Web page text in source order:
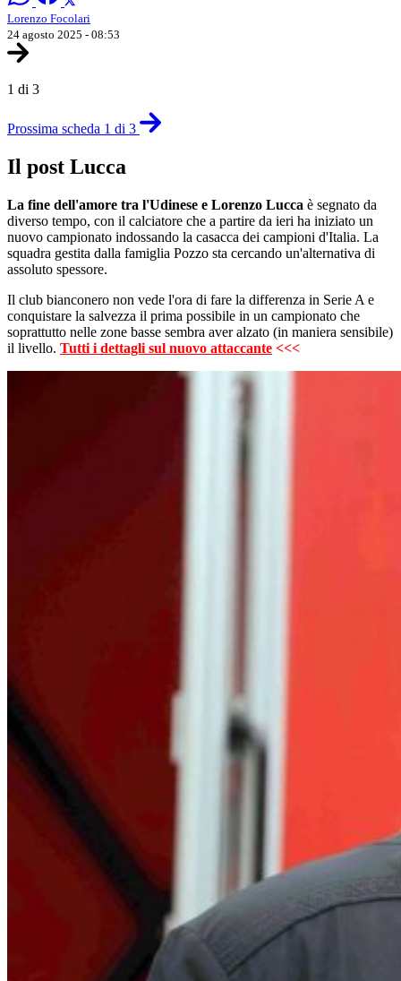
Lorenzo Focolari
24 agosto 2025 - 08:53
1 di 3
Prossima scheda 1 di 3
Il post Lucca
La fine dell'amore tra l'Udinese e Lorenzo Lucca è segnato da
diverso tempo, con il calciatore che a partire da ieri ha iniziato un
nuovo campionato indossando la casacca dei campioni d'Italia. La
squadra gestita dalla famiglia Pozzo sta cercando un'alternativa di
assoluto spessore.
Il club bianconero non vede l'ora di fare la differenza in Serie A e
conquistare la salvezza il prima possibile in un campionato che
soprattutto nelle zone basse sembra aver alzato (in maniera sensibile)
il livello. Tutti i dettagli sul nuovo attaccante <<<